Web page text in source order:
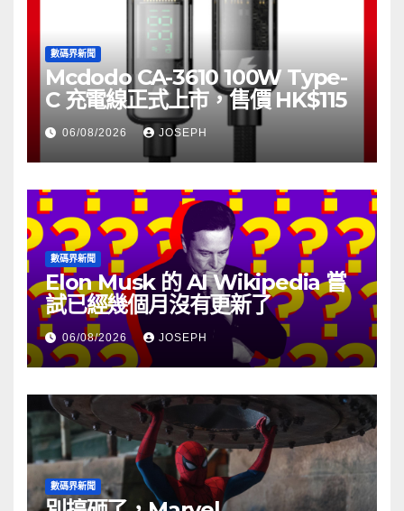
數碼界新聞
Mcdodo CA-3610 100W Type-
C 充電線正式上市，售價 HK$115
06/08/2026 JOSEPH
數碼界新聞
Elon Musk 的 AI Wikipedia 嘗
試已經幾個月沒有更新了
06/08/2026 JOSEPH
數碼界新聞